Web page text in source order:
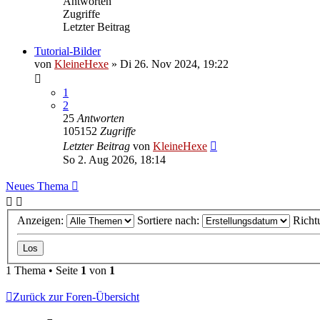
Zugriffe
Letzter Beitrag
Tutorial-Bilder
von KleineHexe » Di 26. Nov 2024, 19:22
1
2
25 Antworten
105152 Zugriffe
Letzter Beitrag von KleineHexe
So 2. Aug 2026, 18:14
Neues Thema
Anzeigen: Sortiere nach:
1 Thema • Seite 1 von 1
Zurück zur Foren-Übersicht